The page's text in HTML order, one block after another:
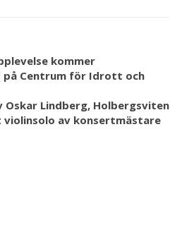
kommer
på Centrum för Idrott och
Lindberg, Holbergsviten
violinsolo av konsertmästare